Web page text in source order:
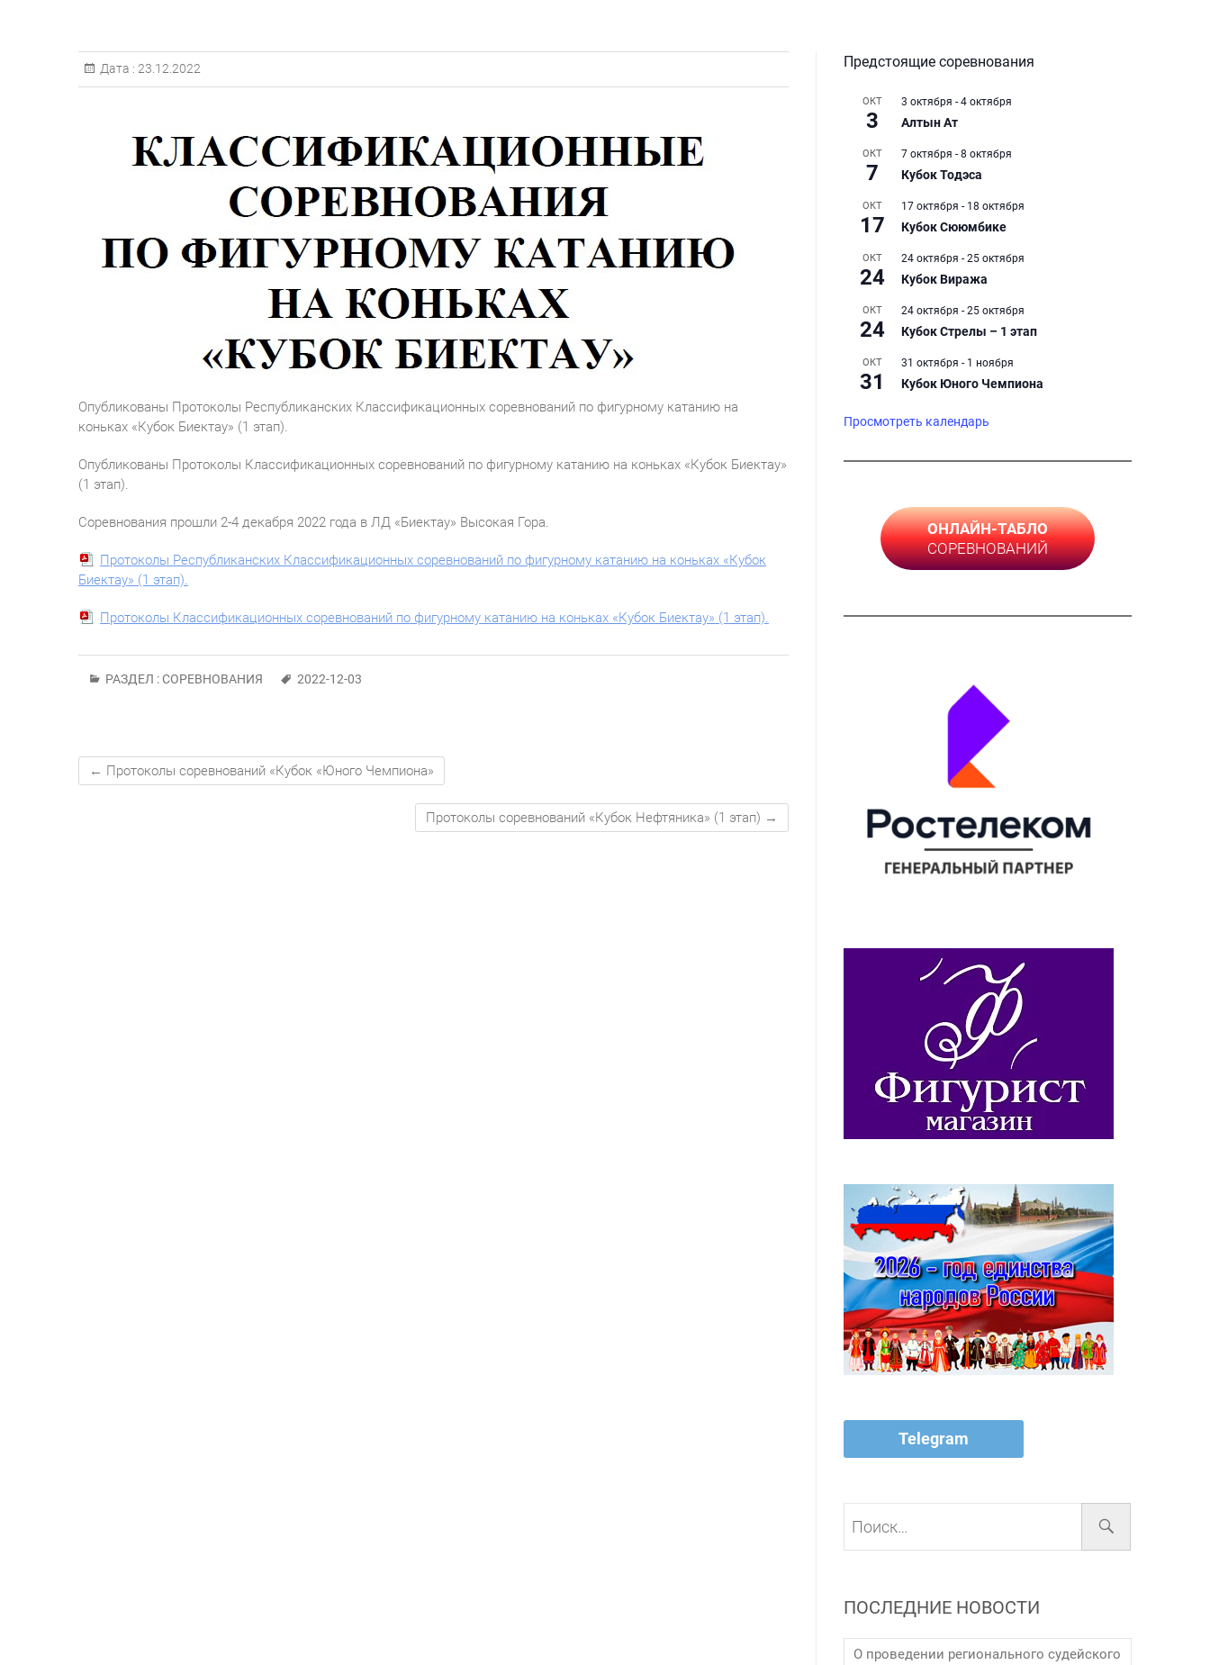
Дата : 23.12.2022
Опубликованы Протоколы Республиканских Классификационных соревнований по фигурному катанию на
коньках «Кубок Биектау» (1 этап).
Опубликованы Протоколы Классификационных соревнований по фигурному катанию на коньках «Кубок Биектау»
(1 этап).
Соревнования прошли 2-4 декабря 2022 года в ЛД «Биектау» Высокая Гора.
Протоколы Республиканских Классификационных соревнований по фигурному катанию на коньках «Кубок
Биектау» (1 этап).
Протоколы Классификационных соревнований по фигурному катанию на коньках «Кубок Биектау» (1 этап).
РАЗДЕЛ :СОРЕВНОВАНИЯ 2022-12-03
← Протоколы соревнований «Кубок «Юного Чемпиона»
Протоколы соревнований «Кубок Нефтяника» (1 этап) →
Предстоящие соревнования
ОКТ
3
3 октября - 4 октября
Алтын Ат
ОКТ
7
7 октября - 8 октября
Кубок Тодэса
ОКТ
17
17 октября - 18 октября
Кубок Сююмбике
ОКТ
24
24 октября - 25 октября
Кубок Виража
ОКТ
24
24 октября - 25 октября
Кубок Стрелы – 1 этап
ОКТ
31
31 октября - 1 ноября
Кубок Юного Чемпиона
Просмотреть календарь
ОНЛАЙН-ТАБЛО
СОРЕВНОВАНИЙ
Telegram
ПОСЛЕДНИЕ НОВОСТИ
О проведении регионального судейского